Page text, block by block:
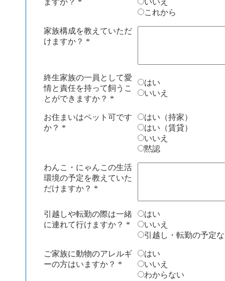
ますか？ *
いいえ
これから
家族構成を教えていただ
けますか？ *
終生家族の一員として愛
情と責任を持って飼うこ
とができますか？ *
はい
いいえ
お住まいはペット可です
か？ *
はい（持家）
はい（賃貸）
いいえ
黙認
わんこ・にゃんこの生活
環境の予定を教えていた
だけますか？ *
引越しや転勤の際は一緒
に連れて行けますか？ *
はい
いいえ
引越し・転勤の予定
ご家族に動物のアレルギ
ーの方はいますか？ *
はい
いいえ
わからない